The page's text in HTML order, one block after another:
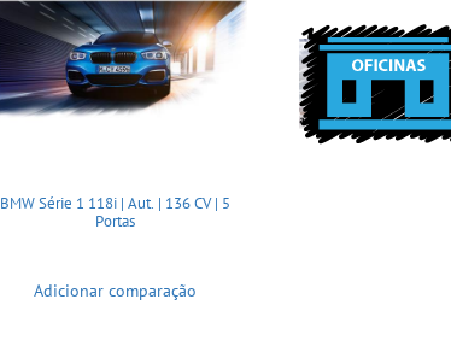
BMW Série 1 118i | Aut. | 136 CV | 5
Portas
Adicionar comparação